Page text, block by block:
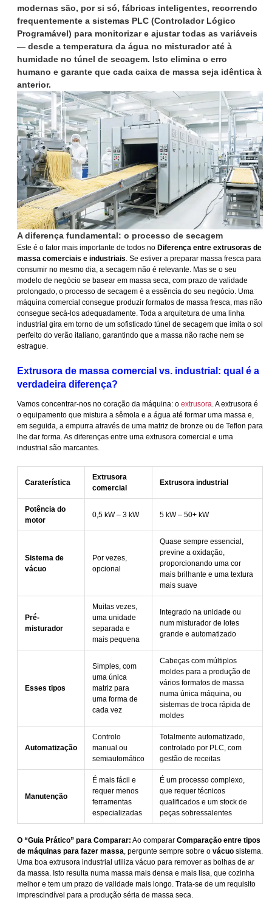
modernas são, por si só, fábricas inteligentes, recorrendo
frequentemente a sistemas PLC (Controlador Lógico
Programável) para monitorizar e ajustar todas as variáveis
— desde a temperatura da água no misturador até à
humidade no túnel de secagem. Isto elimina o erro
humano e garante que cada caixa de massa seja idêntica à
anterior.
A diferença fundamental: o processo de secagem
Este é o fator mais importante de todos no Diferença entre extrusoras de
massa comerciais e industriais. Se estiver a preparar massa fresca para
consumir no mesmo dia, a secagem não é relevante. Mas se o seu
modelo de negócio se basear em massa seca, com prazo de validade
prolongado, o processo de secagem é a essência do seu negócio. Uma
máquina comercial consegue produzir formatos de massa fresca, mas não
consegue secá-los adequadamente. Toda a arquitetura de uma linha
industrial gira em torno de um sofisticado túnel de secagem que imita o sol
perfeito do verão italiano, garantindo que a massa não rache nem se
estrague.
Extrusora de massa comercial vs. industrial: qual é a
verdadeira diferença?
Vamos concentrar-nos no coração da máquina: o extrusora . A extrusora é
o equipamento que mistura a sêmola e a água até formar uma massa e,
em seguida, a empurra através de uma matriz de bronze ou de Teflon para
lhe dar forma. As diferenças entre uma extrusora comercial e uma
industrial são marcantes.
Caraterística
Extrusora
comercial
Extrusora industrial
Potência do
motor
0,5 kW – 3 kW 5 kW – 50+ kW
Sistema de
vácuo
Por vezes,
opcional
Quase sempre essencial,
previne a oxidação,
proporcionando uma cor
mais brilhante e uma textura
mais suave
Pré-
misturador
Muitas vezes,
uma unidade
separada e
mais pequena
Integrado na unidade ou
num misturador de lotes
grande e automatizado
Esses tipos
Simples, com
uma única
matriz para
uma forma de
cada vez
Cabeças com múltiplos
moldes para a produção de
vários formatos de massa
numa única máquina, ou
sistemas de troca rápida de
moldes
Automatização
Controlo
manual ou
semiautomático
Totalmente automatizado,
controlado por PLC, com
gestão de receitas
Manutenção
É mais fácil e
requer menos
ferramentas
especializadas
É um processo complexo,
que requer técnicos
qualificados e um stock de
peças sobressalentes
O “Guia Prático” para Comparar: Ao comparar Comparação entre tipos
de máquinas para fazer massa , pergunte sempre sobre o vácuosistema.
Uma boa extrusora industrial utiliza vácuo para remover as bolhas de ar
da massa. Isto resulta numa massa mais densa e mais lisa, que cozinha
melhor e tem um prazo de validade mais longo. Trata-se de um requisito
imprescindível para a produção séria de massa seca.